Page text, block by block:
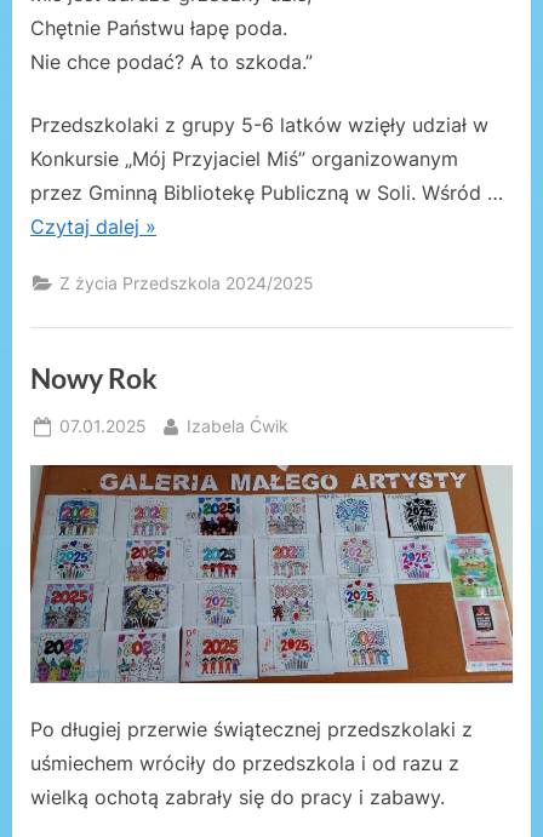
Chętnie Państwu łapę poda.
Nie chce podać? A to szkoda.”
Przedszkolaki z grupy 5-6 latków wzięły udział w
Konkursie „Mój Przyjaciel Miś” organizowanym
przez Gminną Bibliotekę Publiczną w Soli. Wśród …
Czytaj dalej »
Z życia Przedszkola 2024/2025
Nowy Rok
Posted
07.01.2025 By
Izabela Ćwik
Po długiej przerwie świątecznej przedszkolaki z
uśmiechem wróciły do przedszkola i od razu z
wielką ochotą zabrały się do pracy i zabawy.